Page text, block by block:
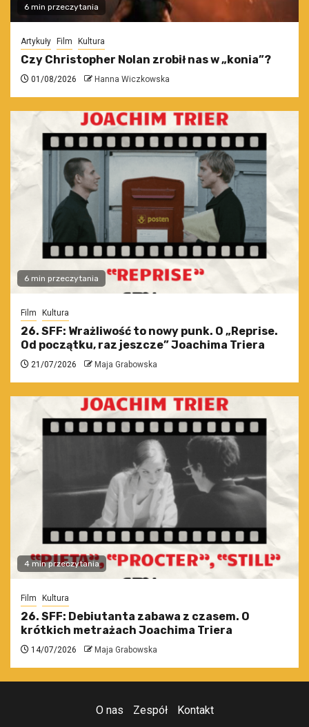
6 min przeczytania
Artykuły Film Kultura
Czy Christopher Nolan zrobił nas w „konia”?
01/08/2026 Hanna Wiczkowska
6 min przeczytania
Film Kultura
26. SFF: Wrażliwość to nowy punk. O „Reprise.
Od początku, raz jeszcze” Joachima Triera
21/07/2026 Maja Grabowska
4 min przeczytania
Film Kultura
26. SFF: Debiutanta zabawa z czasem. O
krótkich metrażach Joachima Triera
14/07/2026 Maja Grabowska
O nas Zespół Kontakt